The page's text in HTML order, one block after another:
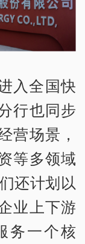
入全国快
行也同步
营场景，
等多领域
还计划以
业上下游
务一个核